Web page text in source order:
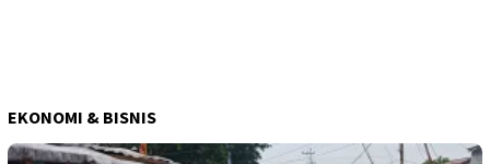
EKONOMI & BISNIS